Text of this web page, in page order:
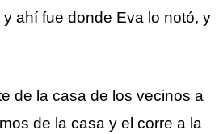
ahí fue donde Eva lo notó, y
de la casa de los vecinos a
de la casa y el corre a la